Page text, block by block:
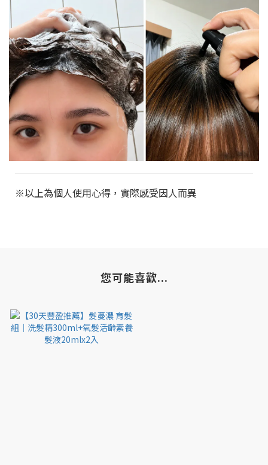
※以上為個人使用心得，實際感受因人而異
您可能喜歡...